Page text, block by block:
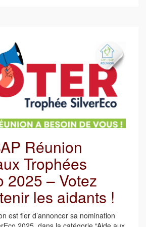
Réunion
Trophées
2025 – Votez
les aidants !
est fier d’annoncer sa nomination